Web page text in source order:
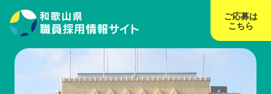
ご応募は
こちら